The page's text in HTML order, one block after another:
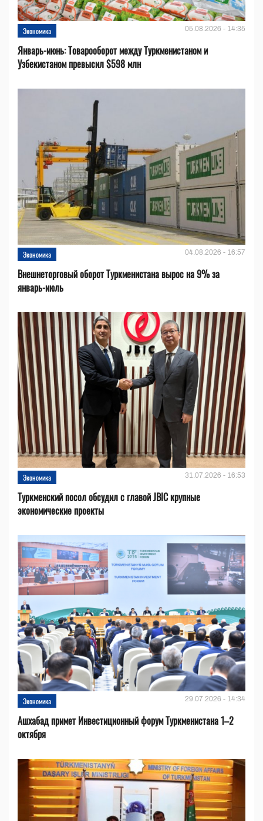
Экономика 05.08.2026 - 14:35
Январь-июнь: Товарооборот между Туркменистаном и
Узбекистаном превысил $598 млн
Экономика 04.08.2026 - 16:57
Внешнеторговый оборот Туркменистана вырос на 9% за
январь-июль
Экономика 31.07.2026 - 16:53
Туркменский посол обсудил с главой JBIC крупные
экономические проекты
Экономика 29.07.2026 - 14:34
Ашхабад примет Инвестиционный форум Туркменистана 1–2
октября